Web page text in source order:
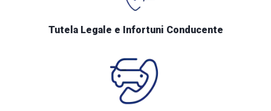
Tutela Legale e Infortuni Conducente